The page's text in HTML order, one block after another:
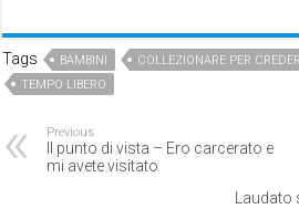
Tags BAMBINI COLLEZIONARE PER
TEMPO LIBERO
Previous
Il punto di vista – Ero carcerato e
mi avete visitato